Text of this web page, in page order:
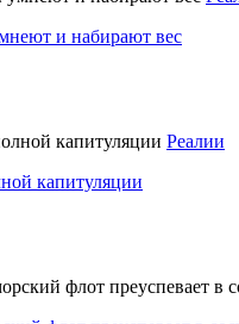
и набирают вес
Реалии
капитуляции